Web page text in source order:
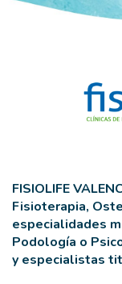
FISIOLIFE
Fisioterapia,
especialidades
Podología o
y especialistas